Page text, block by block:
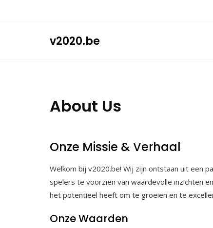
v2020.be
About Us
Onze Missie & Verhaal
Welkom bij v2020.be! Wij zijn ontstaan uit een
spelers te voorzien van waardevolle inzichten
het potentieel heeft om te groeien en te
Onze Waarden